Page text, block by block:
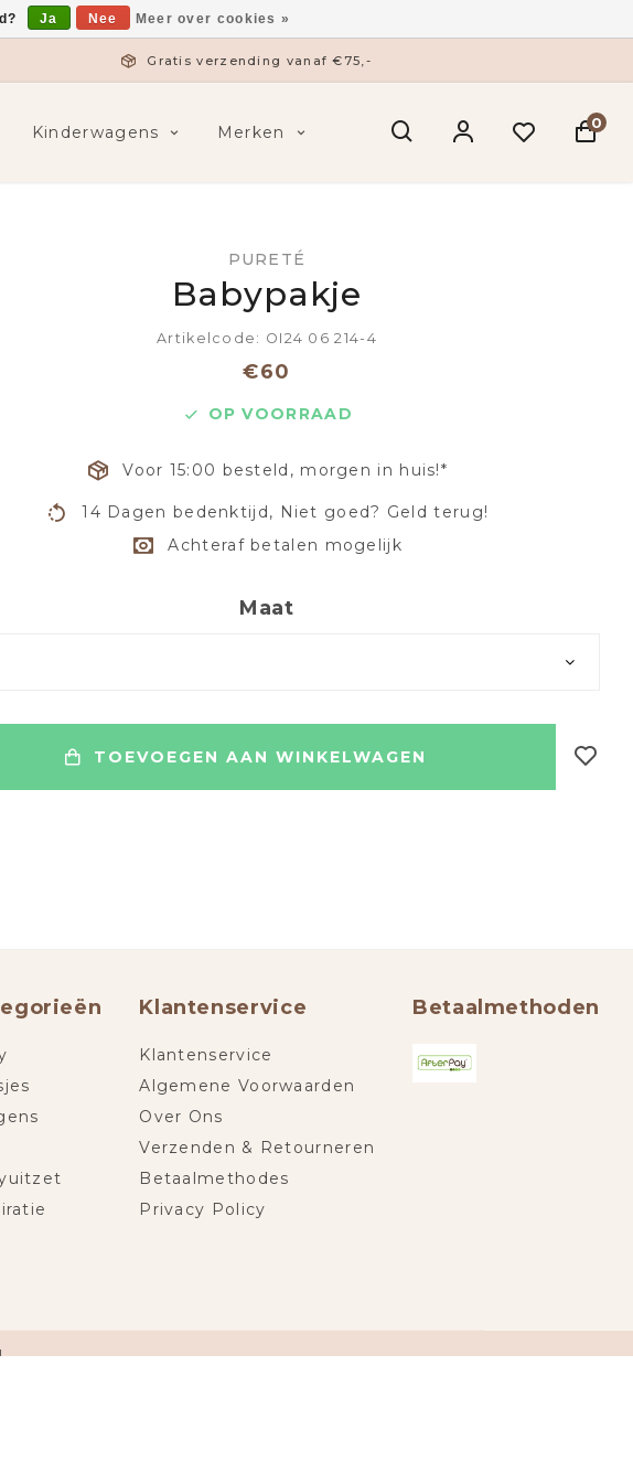
Gratis verzending vanaf €75,-
Kinderwagens Merken 0
PURETÉ
Babypakje
Artikelcode: OI24 06 214-4
€60
OP VOORRAAD
Voor 15:00 besteld, morgen in huis!*
14 Dagen bedenktijd, Niet goed? Geld terug!
Achteraf betalen mogelijk
Maat
TOEVOEGEN AAN WINKELWAGEN
Klantenservice
Klantenservice
Algemene Voorwaarden
Over Ons
Verzenden & Retourneren
Betaalmethodes
Privacy Policy
Betaalmethoden
Ja Nee Meer over cookies »